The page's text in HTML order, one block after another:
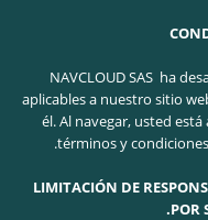
NAVCLOUD SAS ha
aplicables a nuestro sitio
él. Al navegar, usted
términos y
LIMITACIÓN DE
POR